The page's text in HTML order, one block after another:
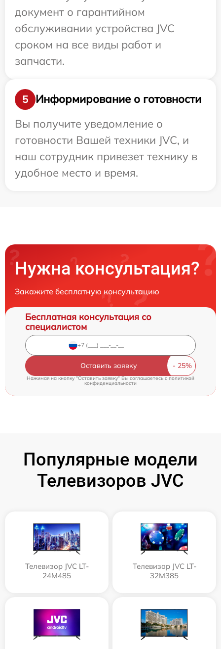
документ о гарантийном
обслуживании устройства JVC
сроком на все виды работ и
запчасти.
5
Информирование о готовности
Вы получите уведомление о
готовности Вашей техники JVC, и
наш сотрудник привезет технику в
удобное место и время.
Нужна консультация?
Закажите бесплатную консультацию
Бесплатная консультация со
специалистом
Оставить заявку
Нажимая на кнопку "Оставить заявку" Вы соглашаетесь cполитикой
конфиденциальности
Популярные модели
Телевизоров JVC
Телевизор JVC LT-
24M485
Телевизор JVC LT-
32M385